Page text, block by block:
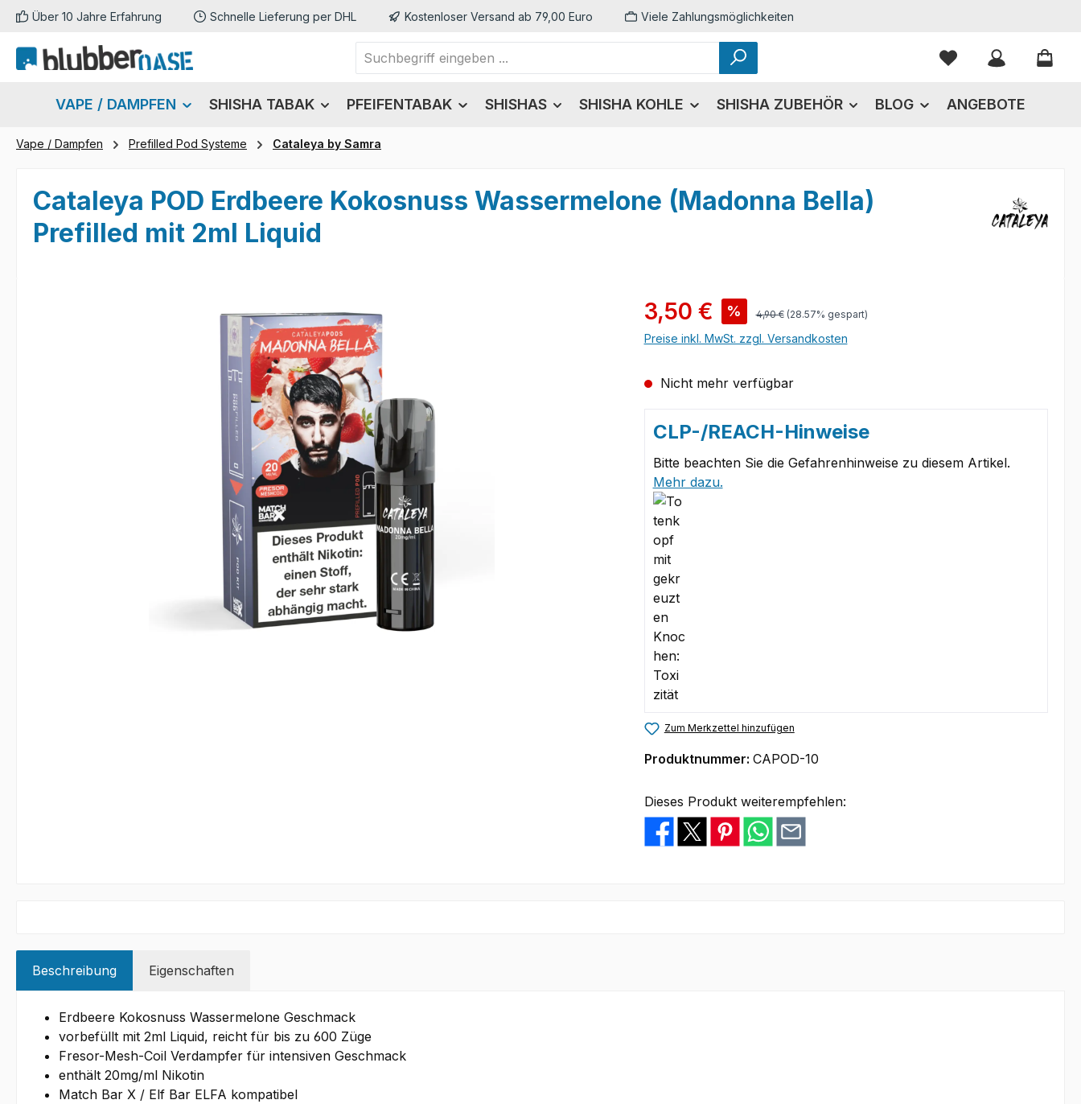
Hauptinhalt springen
Zur Suche springen
Zur Hauptnavigation springen
Über 10 Jahre Erfahrung Schnelle Lieferung per DHL Kostenloser Versand ab 79,00 Euro Viele Zahlungsmöglichkeiten
Du hast 0
VAPE / DAMPFEN SHISHA TABAK PFEIFENTABAK SHISHAS SHISHA KOHLE SHISHA ZUBEHÖR BLOG ANGEBOTE
Vape / Dampfen Prefilled Pod Systeme Cataleya by Samra
Cataleya POD Erdbeere Kokosnuss Wassermelone (Madonna Bella)
Prefilled mit 2ml Liquid
Verkaufspreis:
3,50 € % Regulärer Preis:
4,90 € (28.57% gespart)
Preise inkl. MwSt. zzgl. Versandkosten
Nicht mehr verfügbar
CLP-/REACH-Hinweise
Bitte beachten Sie die Gefahrenhinweise zu diesem Artikel.
Mehr dazu.
Zum Merkzettel hinzufügen
Produktnummer: CAPOD-10
Dieses Produkt weiterempfehlen:
Beschreibung Eigenschaften
Erdbeere Kokosnuss Wassermelone Geschmack
vorbefüllt mit 2ml Liquid, reicht für bis zu 600 Züge
Fresor-Mesh-Coil Verdampfer für intensiven Geschmack
enthält 20mg/ml Nikotin
Match Bar X / Elf Bar ELFA kompatibel